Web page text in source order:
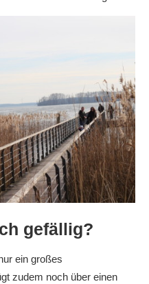
gefällig?
ein großes
zudem noch über einen